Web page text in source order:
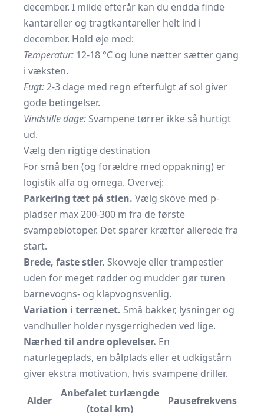
december. I milde efterår kan du endda finde
kantareller og tragtkantareller helt ind i
december. Hold øje med:
Temperatur: 12-18 °C og lune nætter sætter gang
i væksten.
Fugt:2-3 dage med regn efterfulgt af sol giver
gode betingelser.
Vindstille dage: Svampene tørrer ikke så hurtigt
ud.
Vælg den rigtige destination
For små ben (og forældre med oppakning) er
logistik alfa og omega. Overvej:
Parkering tæt på stien. Vælg skove med p-
pladser max 200-300 m fra de første
svampebiotoper. Det sparer kræfter allerede fra
start.
Brede, faste stier. Skovveje eller trampestier
uden for meget rødder og mudder gør turen
barnevogns- og klapvognsvenlig.
Variation i terrænet. Små bakker, lysninger og
vandhuller holder nysgerrigheden ved lige.
Nærhed til andre oplevelser. En
naturlegeplads, en bålplads eller et udkigstårn
giver ekstra motivation, hvis svampene driller.
Alder
Anbefalet turlængde
(total km)
Pausefrekvens